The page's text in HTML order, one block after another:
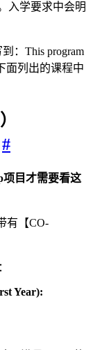
入学要求中会明
：This program
面列出的课程中
#
目才需要看这
有【CO-
Year):